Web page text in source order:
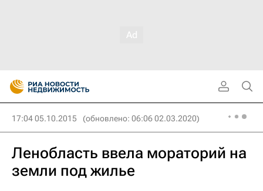
17:04 05.10.2015 (обновлено: 06:06 02.03.2020)
Ленобласть ввела мораторий на
земли под жилье